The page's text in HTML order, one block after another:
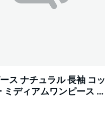
ス ナチュラル 長袖 コッ
ミディアムワンピース 服
ル 無地 レディース 大人
バルーンワンピース 30